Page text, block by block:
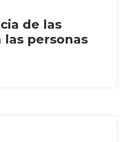
de las
las personas